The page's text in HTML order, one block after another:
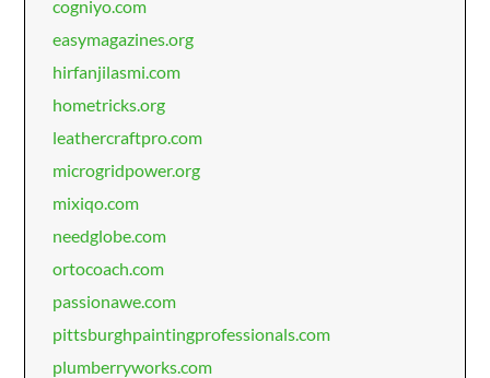
cogniyo.com
easymagazines.org
hirfanjilasmi.com
hometricks.org
leathercraftpro.com
microgridpower.org
mixiqo.com
needglobe.com
ortocoach.com
passionawe.com
pittsburghpaintingprofessionals.com
plumberryworks.com